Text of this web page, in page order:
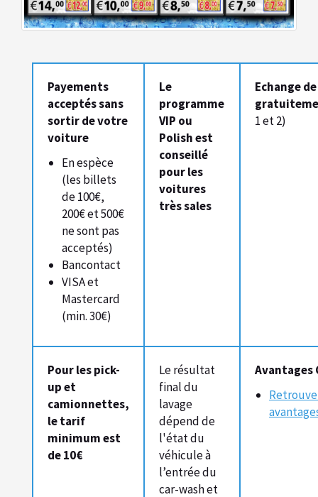
Payements
acceptés sans
sortir de votre
voiture
En espèce
(les billets
de 100€,
200€ et 500€
ne sont pas
acceptés)
Bancontact
VISA et
Mastercard
(min. 30€)
Le
programme
VIP ou
Polish est
conseillé
pour les
voitures
très sales
Echange
1 et 2)
Pour les pick-
up et
camionnettes,
le tarif
minimum est
de 10€
Le résultat
final du
lavage
dépend de
l'état du
véhicule à
l’entrée du
car-wash et
Avantages